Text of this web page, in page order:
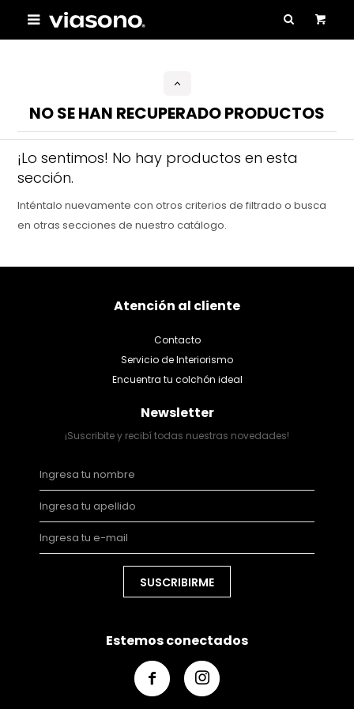

NO SE HAN RECUPERADO PRODUCTOS
¡Lo sentimos! No hay productos en esta
sección.
Inténtalo nuevamente con otros criterios de filtrado o busca
en otras secciones de nuestro catálogo.
Atención al cliente
Contacto
Servicio de Interiorismo
Encuentra tu colchón ideal
Newsletter
¡Suscribite y recibí todas nuestras novedades!
SUSCRIBIRME
Estemos conectados
 